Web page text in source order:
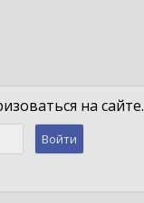
на сайте.
Войти